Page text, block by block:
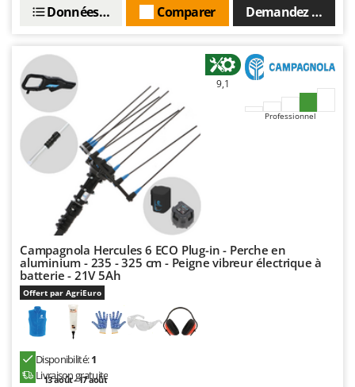
Demandez un
Comparer
Données techniques
9,1
Professionnel
Campagnola Hercules 6 ECO Plug-in - Perche en
aluminium - 235 - 325 cm - Peigne vibreur électrique à
batterie - 21V 5Ah
Offert par AgriEuro
Disponibilité:1
Livraison gratuite
13 août - 17 août